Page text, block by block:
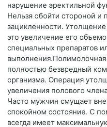
нарушение эректильной
Нельзя обойти стороной и
зацикленности.
это увеличение его
специальных препаратов
выполнения.Полимолочная
полностью безвредный
организма. Операция
увеличения полового
Часто мужчин смущает
спокойном состояние. С
всегда имеет